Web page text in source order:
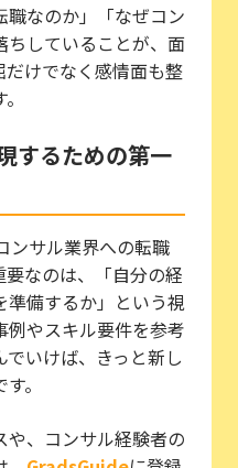
職なのか」「なぜコン
ちしていることが、面
けでなく感情面も整
するための第一
ンサル業界への転職
なのは、「自分の経
準備するか」という視
例やスキル要件を参考
いけば、きっと新し
。
や、コンサル経験者の